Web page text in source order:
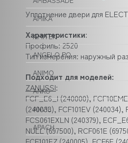
AMIKA
AMITEK
ANGELO PO
ANIMO
ANKO
ANVIL
APACH
Уплотнение двери для
Характеристики:
Профиль: 2520
Тип измерения: наружный
Подходит для моделей:
ZANUSSI:
FCF_E6_I (240000),
(240033), FCF101EV (240034),
FCS061EXLN (240379),
NULL (697500), RCF061E